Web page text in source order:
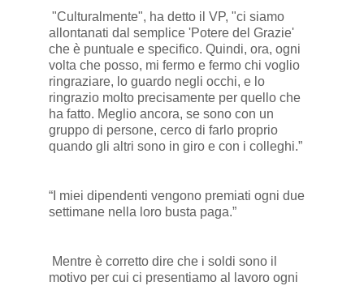
"Culturalmente", ha detto il VP, "ci siamo
allontanati dal semplice 'Potere del Grazie'
che è puntuale e specifico. Quindi, ora, ogni
volta che posso, mi fermo e fermo chi voglio
ringraziare, lo guardo negli occhi, e lo
ringrazio molto precisamente per quello che
ha fatto. Meglio ancora, se sono con un
gruppo di persone, cerco di farlo proprio
quando gli altri sono in giro e con i colleghi.”
“I miei dipendenti vengono premiati ogni due
settimane nella loro busta paga.”
Mentre è corretto dire che i soldi sono il
motivo per cui ci presentiamo al lavoro ogni